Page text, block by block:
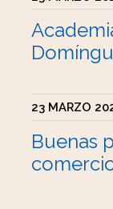
23 MARZO
Buenas